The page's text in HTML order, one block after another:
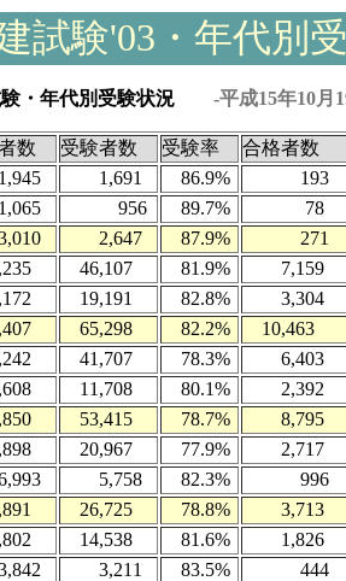
試験'03・年代別
験・年代別受験状況 -平成15年10月
数 受験者数 受験率 合格者数
1,691 86.9%
193
956 89.7%
78
2,647 87.9% 271
46,107 81.9%
7,159
19,191 82.8%
3,304
65,298 82.2% 10,463
41,707 78.3%
6,403
11,708 80.1%
2,392
53,415 78.7% 8,795
20,967 77.9%
2,717
5,758 82.3%
996
26,725 78.8% 3,713
14,538 81.6%
1,826
3,211 83.5%
444